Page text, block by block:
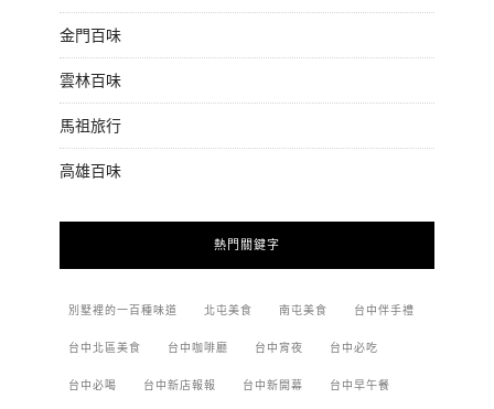
金門百味
雲林百味
馬祖旅行
高雄百味
熱門關鍵字
別墅裡的一百種味道 北屯美食 南屯美食 台中伴手禮
台中北區美食 台中咖啡廳 台中宵夜 台中必吃
台中必喝 台中新店報報 台中新開幕 台中早午餐